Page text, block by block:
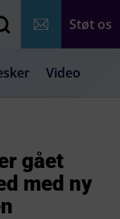
Støt os
Video
gået
med ny